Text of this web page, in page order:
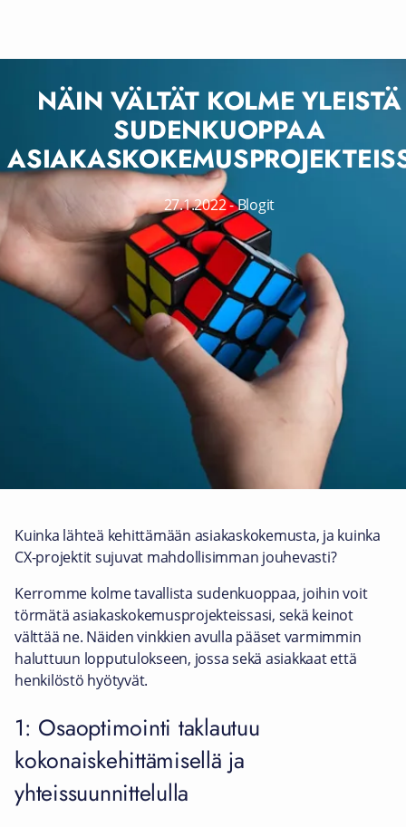
NÄIN VÄLTÄT KOLME YLEISTÄ
SUDENKUOPPAA
27.1.2022-Blogit
Kuinka lähteä kehittämään asiakaskokemusta, ja kuinka
CX-projektit sujuvat mahdollisimman jouhevasti?
Kerromme kolme tavallista sudenkuoppaa, joihin voit
törmätä asiakaskokemusprojekteissasi, sekä keinot
välttää ne. Näiden vinkkien avulla pääset varmimmin
haluttuun lopputulokseen, jossa sekä asiakkaat että
henkilöstö hyötyvät.
1: Osaoptimointi taklautuu
kokonaiskehittämisellä ja
yhteissuunnittelulla